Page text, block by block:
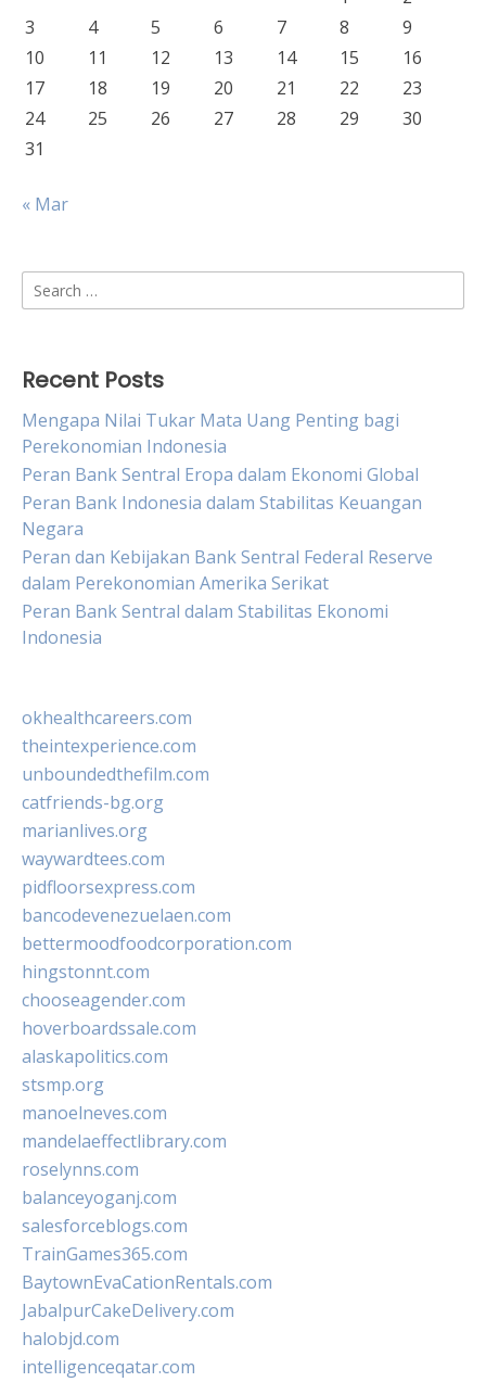
3
4 5 6 7 8
9
10
11 12 13 14 15
16
17
18 19 20 21 22
23
24
25 26 27 28 29
30
31
« Mar
Search
for:
Recent Posts
Mengapa Nilai Tukar Mata Uang Penting bagi
Perekonomian Indonesia
Peran Bank Sentral Eropa dalam Ekonomi Global
Peran Bank Indonesia dalam Stabilitas Keuangan
Negara
Peran dan Kebijakan Bank Sentral Federal Reserve
dalam Perekonomian Amerika Serikat
Peran Bank Sentral dalam Stabilitas Ekonomi
Indonesia
okhealthcareers.com
theintexperience.com
unboundedthefilm.com
catfriends-bg.org
marianlives.org
waywardtees.com
pidfloorsexpress.com
bancodevenezuelaen.com
bettermoodfoodcorporation.com
hingstonnt.com
chooseagender.com
hoverboardssale.com
alaskapolitics.com
stsmp.org
manoelneves.com
mandelaeffectlibrary.com
roselynns.com
balanceyoganj.com
salesforceblogs.com
TrainGames365.com
BaytownEvaCationRentals.com
JabalpurCakeDelivery.com
halobjd.com
intelligenceqatar.com